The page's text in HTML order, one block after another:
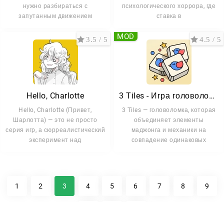
нужно разбираться с
запутанным движением
психологического хоррора, где
ставка в
Hello, Charlotte
Hello, Charlotte (Привет,
Шарлотта) — это не просто
серия игр, а сюрреалистический
эксперимент над
3.5 / 5
3 Tiles - Игра головоломка
3 Tiles — головоломка, которая
объединяет элементы
маджонга и механики на
совпадение одинаковых
4.5 / 5
MOD
1 2 3 4 5 6 7 8 9